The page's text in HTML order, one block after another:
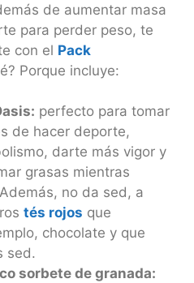
de aumentar masa
para perder peso, te
con el Pack
Porque incluye:
perfecto para tomar
de hacer deporte,
darte más vigor y
grasas mientras
no da sed, a
tés rojos que
chocolate y que
sed.
sorbete de granada: